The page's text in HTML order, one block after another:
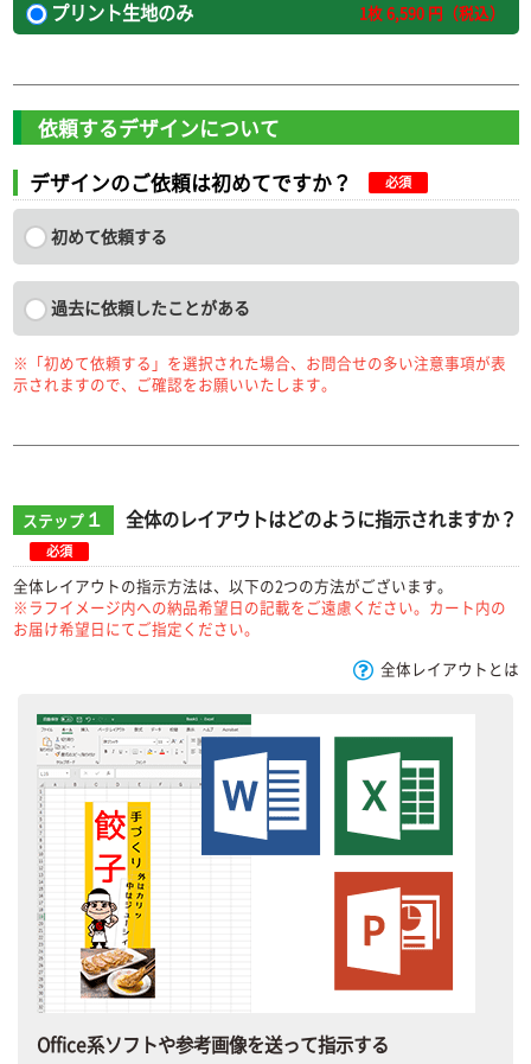
プリント生地のみ 1枚6,590 円（税込）
依頼するデザインについて
デザインのご依頼は初めてですか？
必須
初めて依頼する
過去に依頼したことがある
※「初めて依頼する」を選択された場合、お問合せの多い注意事項が表
示されますので、ご確認をお願いいたします。
ステップ１ 全体のレイアウトはどのように指示されますか？
必須
全体レイアウトの指示方法は、以下の2つの方法がございます。
※ラフイメージ内への納品希望日の記載をご遠慮ください。カート内の
お届け希望日にてご指定ください。
全体レイアウトとは
Office系ソフトや参考画像を送って指示する